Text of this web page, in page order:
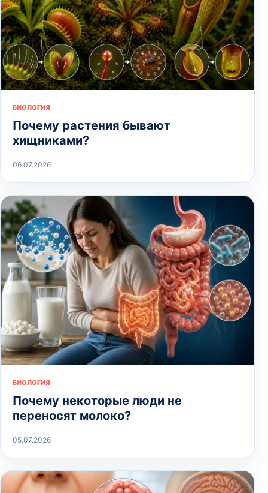
БИОЛОГИЯ
Почему растения бывают
хищниками?
06.07.2026
БИОЛОГИЯ
Почему некоторые люди не
переносят молоко?
05.07.2026